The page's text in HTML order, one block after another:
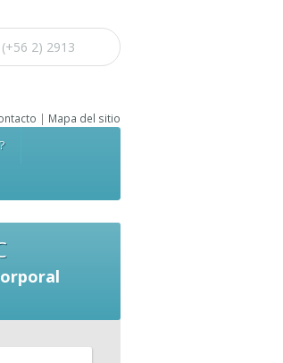
(+56 2) 2913
| Mapa del sitio